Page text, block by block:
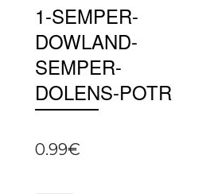
1-SEMPER-
DOWLAND-
SEMPER-
DOLENS-POTR
0.99€